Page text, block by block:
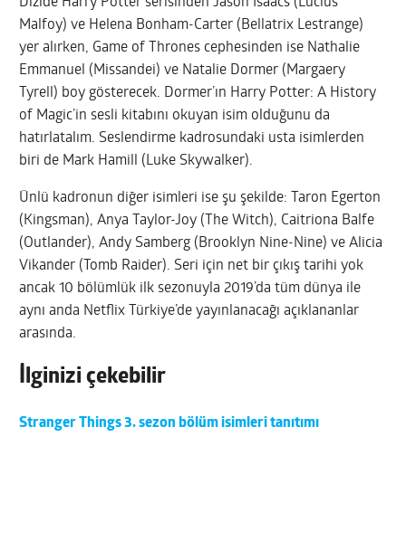
Dizide Harry Potter serisinden Jason Isaacs (Lucius
Malfoy) ve Helena Bonham-Carter (Bellatrix Lestrange)
yer alırken, Game of Thrones cephesinden ise Nathalie
Emmanuel (Missandei) ve Natalie Dormer (Margaery
Tyrell) boy gösterecek. Dormer’ın Harry Potter: A History
of Magic’in sesli kitabını okuyan isim olduğunu da
hatırlatalım. Seslendirme kadrosundaki usta isimlerden
biri de Mark Hamill (Luke Skywalker).
Ünlü kadronun diğer isimleri ise şu şekilde: Taron Egerton
(Kingsman), Anya Taylor-Joy (The Witch), Caitriona Balfe
(Outlander), Andy Samberg (Brooklyn Nine-Nine) ve Alicia
Vikander (Tomb Raider). Seri için net bir çıkış tarihi yok
ancak 10 bölümlük ilk sezonuyla 2019’da tüm dünya ile
aynı anda Netflix Türkiye’de yayınlanacağı açıklananlar
arasında.
İlginizi çekebilir
Stranger Things 3. sezon bölüm isimleri tanıtımı